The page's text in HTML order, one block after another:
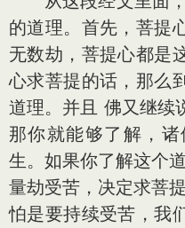
的道理。首先，菩提
无数劫，菩提心都是
心求菩提的话，那么
道理。并且 佛又继续
那你就能够了解，
生。如果你了解这个
量劫受苦，决定求菩
怕是要持续受苦，我